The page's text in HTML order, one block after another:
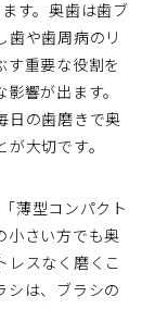
す。奥歯は歯ブ
歯や歯周病のリ
す重要な役割を
響が出ます。
日の歯磨きで奥
大切です。
薄型コンパクト
小さい方でも奥
レスなく磨くこ
シは、ブラシの